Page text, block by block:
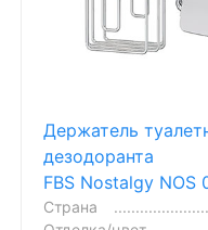
Держатель
дезодоранта
FBS Nostalgy NOS
Страна